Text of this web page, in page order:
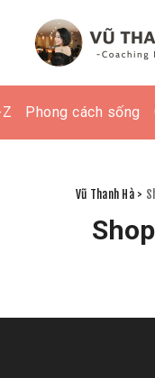
Phong cách sống
Vũ Thanh Hà >
Shop